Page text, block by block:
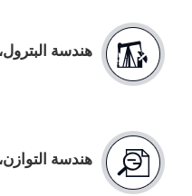
هندسة
هندسة